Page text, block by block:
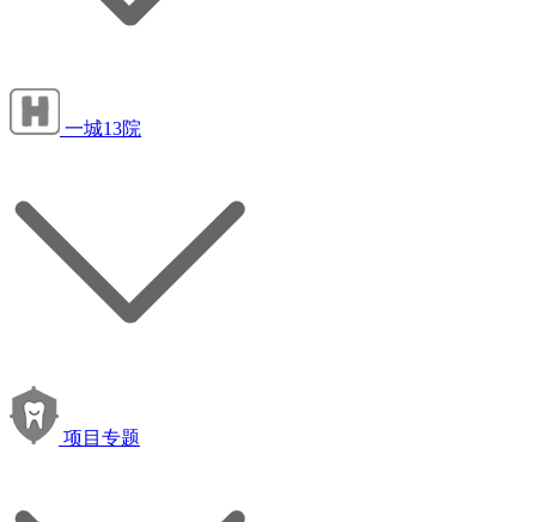
一城13院
项目专题